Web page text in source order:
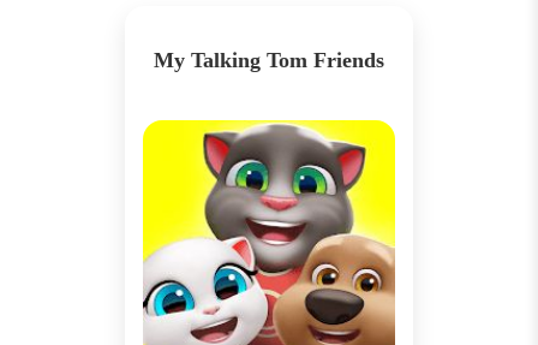
My Talking Tom Friends